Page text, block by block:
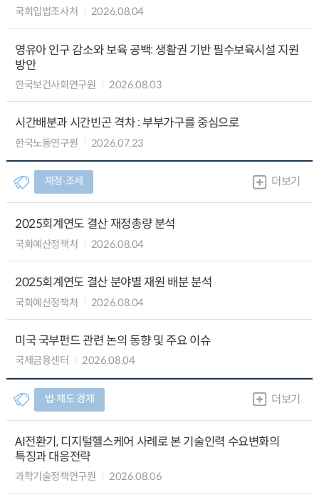
국회입법조사처 2026.08.04
영유아 인구 감소와 보육 공백: 생활권 기반 필수보육시설 지원
방안
한국보건사회연구원 2026.08.03
시간배분과 시간빈곤 격차 : 부부가구를 중심으로
한국노동연구원 2026.07.23
재정∙조세 더보기
2025회계연도 결산 재정총량 분석
국회예산정책처 2026.08.04
2025회계연도 결산 분야별 재원 배분 분석
국회예산정책처 2026.08.04
미국 국부펀드 관련 논의 동향 및 주요 이슈
국제금융센터 2026.08.04
법∙제도 경제 더보기
AI전환기, 디지털헬스케어 사례로 본 기술인력 수요변화의
특징과 대응전략
과학기술정책연구원 2026.08.06